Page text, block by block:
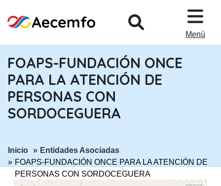
Menú
FOAPS-FUNDACIÓN ONCE
PARA LA ATENCIÓN DE
PERSONAS CON
SORDOCEGUERA
ir a página:
Inicio ir a página:
Entidades Asociadas
FOAPS-FUNDACIÓN ONCE PARA LA ATENCIÓN DE
PERSONAS CON SORDOCEGUERA